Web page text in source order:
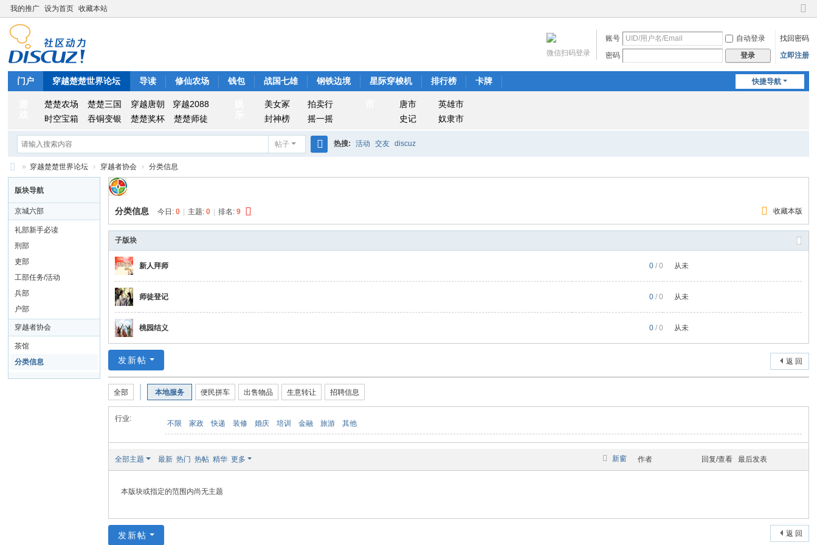
我的推广 设为首页 收藏本站
切
到
窄
账号 自动登录
找回密码
密码
登录 立即注册
微信扫码登录
快捷导航
门户 穿越楚楚世界论坛 导读 修仙农场 钱包 战国七雄 钢铁边境 星际穿梭机 排行榜 卡牌
楚楚农场 楚楚三国 穿越唐朝
穿越2088
时空宝箱
吞铜变银 楚楚奖杯 楚楚师徒
美女冢
拍卖行
封神榜
摇一摇
唐市
英雄市
史记
奴隶市
帖子
索
热搜: 活动 交友 discuz
穿
越
楚
界
楚
楚
集
团
» 穿越楚楚世界论坛 › 穿越者协会 › 分类信息
版块导航
京城六部
礼部新手必读
刑部
吏部
工部任务/活动
兵部
户部
穿越者协会
茶馆
分类信息
收藏本版
分类信息 今日:0 主题:0 排名:9
子版块
新人拜师 0 / 0 从未
师徒登记 0 / 0 从未
桃园结义 0 / 0 从未
返 回
发新帖
全部 本地服务 便民拼车 出售物品 生意转让 招聘信息
行业:
不限 家政 快递 装修 婚庆 培训 金融 旅游 其他
新窗
全部主题 最新 热门 热帖 精华 更多 作者 回复/查看 最后发表
本版块或指定的范围内尚无主题
返 回
发新帖